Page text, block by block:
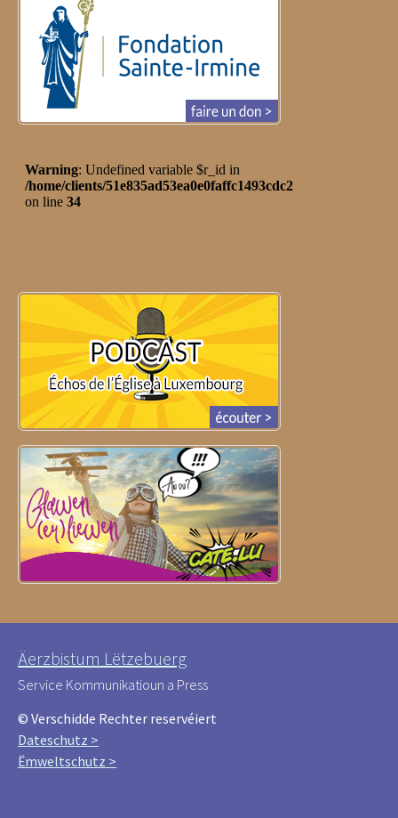
Äerzbistum Lëtzebuerg
Service Kommunikatioun a Press
© Verschidde Rechter reservéiert
Dateschutz >
Ëmweltschutz >